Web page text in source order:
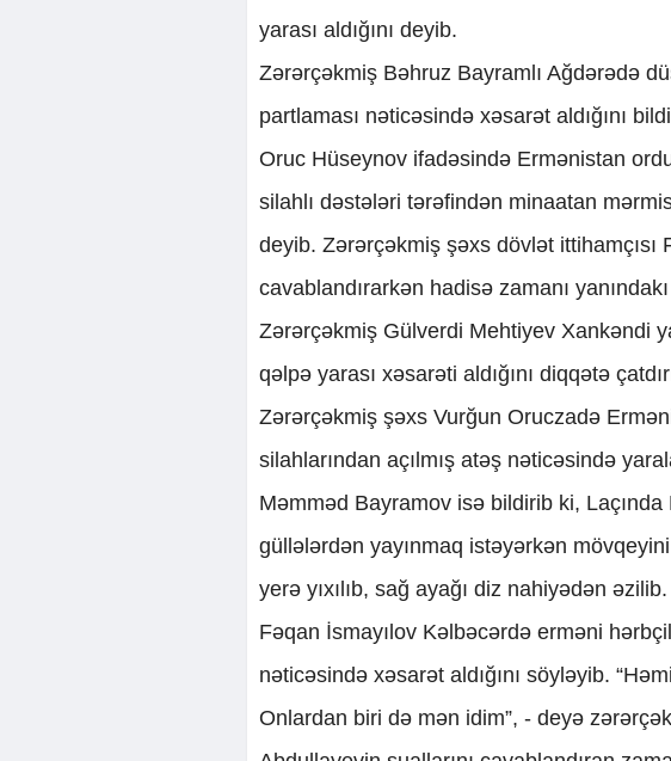
yarası aldığını deyib.
Zərərçəkmiş Bəhruz Bayramlı Ağdərədə
partlaması nəticəsində xəsarət aldığını
Oruc Hüseynov ifadəsində Ermənistan
silahlı dəstələri tərəfindən minaatan
deyib. Zərərçəkmiş şəxs dövlət ittihamçısı
cavablandırarkən hadisə zamanı
Zərərçəkmiş Gülverdi Mehtiyev Xankəndi
qəlpə yarası xəsarəti aldığını diqqətə
Zərərçəkmiş şəxs Vurğun Oruczadə
silahlarından açılmış atəş nəticəsində
Məmməd Bayramov isə bildirib ki, Laçında
güllələrdən yayınmaq istəyərkən
yerə yıxılıb, sağ ayağı diz nahiyədən əzilib.
Fəqan İsmayılov Kəlbəcərdə erməni
nəticəsində xəsarət aldığını söyləyib.
Onlardan biri də mən idim”, - deyə